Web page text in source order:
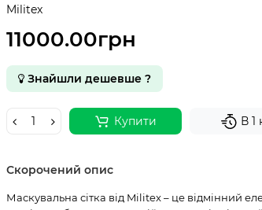
Militex
11000.00грн
Знайшли дешевше ?
Купити В 1
Скорочений опис
Маскувальна сітка від Militex – це відмінний